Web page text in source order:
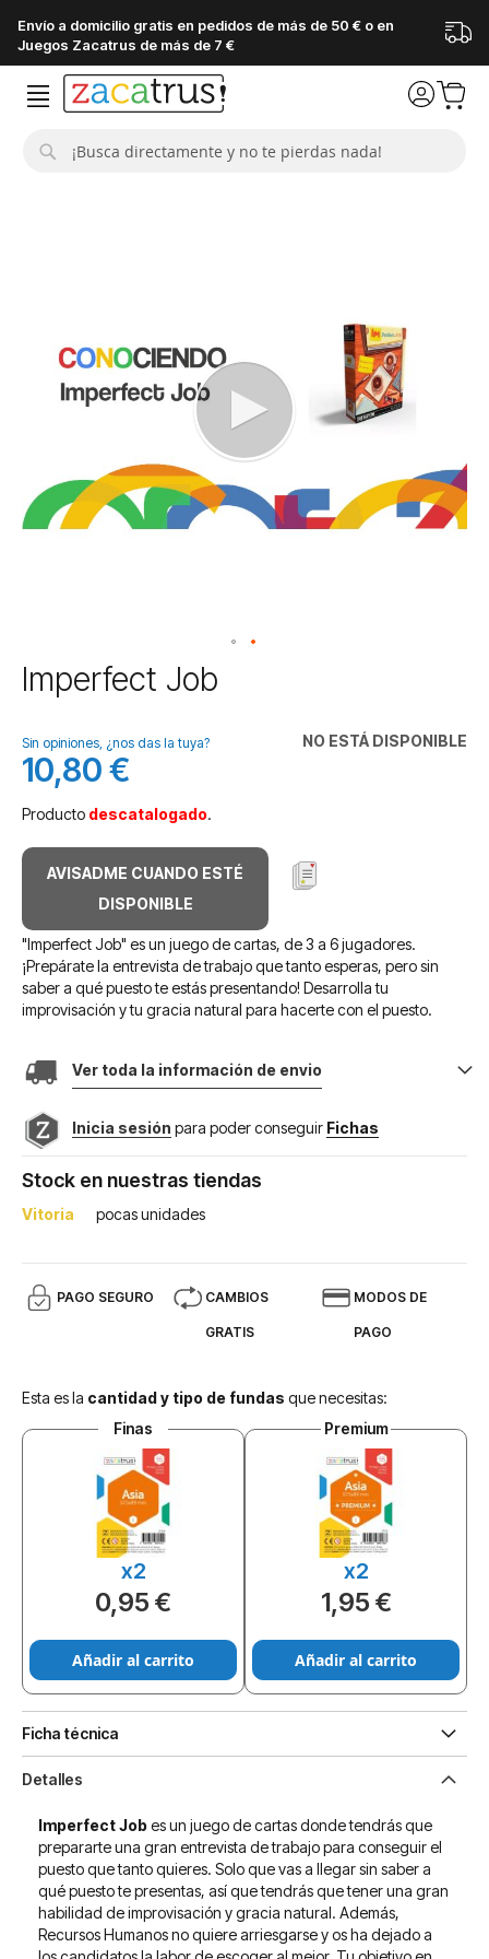
Envío a domicilio gratis en pedidos de más de 50 € o en
Juegos Zacatrus de más de 7 €
imágenes
Saltar
al
de
la
galería
imágenes
Imperfect Job
NO ESTÁ DISPONIBLE
Sin opiniones, ¿nos das la tuya?
10,80 €
Producto descatalogado.
AVISADME CUANDO ESTÉ
DISPONIBLE
"Imperfect Job" es un juego de cartas, de 3 a 6 jugadores.
¡Prepárate la entrevista de trabajo que tanto esperas, pero sin
saber a qué puesto te estás presentando! Desarrolla tu
improvisación y tu gracia natural para hacerte con el puesto.
Ver toda la información de envio
Inicia sesión para poder conseguir Fichas
Stock en nuestras tiendas
Vitoria pocas unidades
PAGO SEGURO CAMBIOS
GRATIS
MODOS DE
PAGO
Esta es la cantidad y tipo de fundas que necesitas:
Finas
x2
0,95 €
Añadir al carrito
Premium
x2
1,95 €
Añadir al carrito
Ficha técnica
Detalles
Imperfect Job es un juego de cartas donde tendrás que
prepararte una gran entrevista de trabajo para conseguir el
puesto que tanto quieres. Solo que vas a llegar sin saber a
qué puesto te presentas, así que tendrás que tener una gran
habilidad de improvisación y gracia natural. Además,
Recursos Humanos no quiere arriesgarse y os ha dejado a